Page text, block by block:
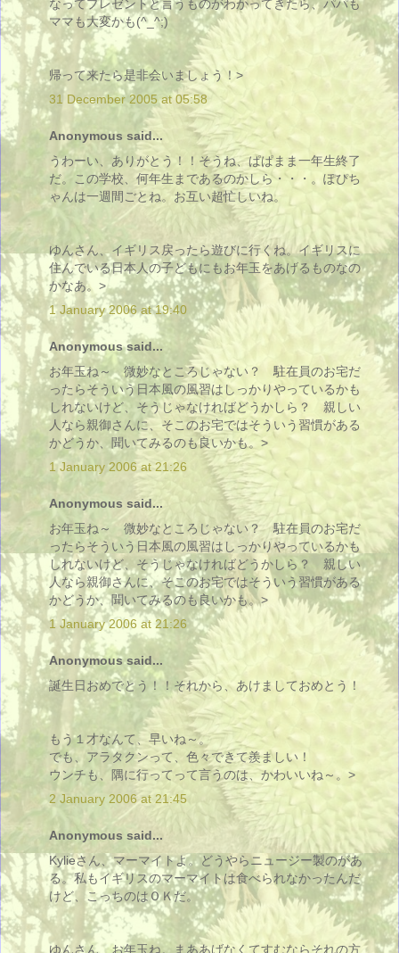
なってプレゼントと言うものがわかってきたら、パパも
ママも大変かも(^_^;)
帰って来たら是非会いましょう！>
31 December 2005 at 05:58
Anonymous said...
うわーい、ありがとう！！そうね、ぱぱまま一年生終了
だ。この学校、何年生まであるのかしら・・・。ぽぴち
ゃんは一週間ごとね。お互い超忙しいね。
ゆんさん、イギリス戻ったら遊びに行くね。イギリスに
住んでいる日本人の子どもにもお年玉をあげるものなの
かなあ。>
1 January 2006 at 19:40
Anonymous said...
お年玉ね～ 微妙なところじゃない？ 駐在員のお宅だ
ったらそういう日本風の風習はしっかりやっているかも
しれないけど、そうじゃなければどうかしら？ 親しい
人なら親御さんに、そこのお宅ではそういう習慣がある
かどうか、聞いてみるのも良いかも。>
1 January 2006 at 21:26
Anonymous said...
お年玉ね～ 微妙なところじゃない？ 駐在員のお宅だ
ったらそういう日本風の風習はしっかりやっているかも
しれないけど、そうじゃなければどうかしら？ 親しい
人なら親御さんに、そこのお宅ではそういう習慣がある
かどうか、聞いてみるのも良いかも。>
1 January 2006 at 21:26
Anonymous said...
誕生日おめでとう！！それから、あけましておめとう！
もう１才なんて、早いね～。
でも、アラタクンって、色々できて羨ましい！
ウンチも、隅に行ってって言うのは、かわいいね～。>
2 January 2006 at 21:45
Anonymous said...
Kylieさん、マーマイトよ。どうやらニュージー製のがあ
る。私もイギリスのマーマイトは食べられなかったんだ
けど、こっちのはＯＫだ。
ゆんさん、お年玉ね。まああげなくてすむならそれの方